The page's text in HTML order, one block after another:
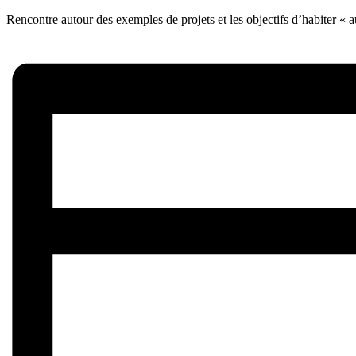
Rencontre autour des exemples de projets et les objectifs d’habiter «